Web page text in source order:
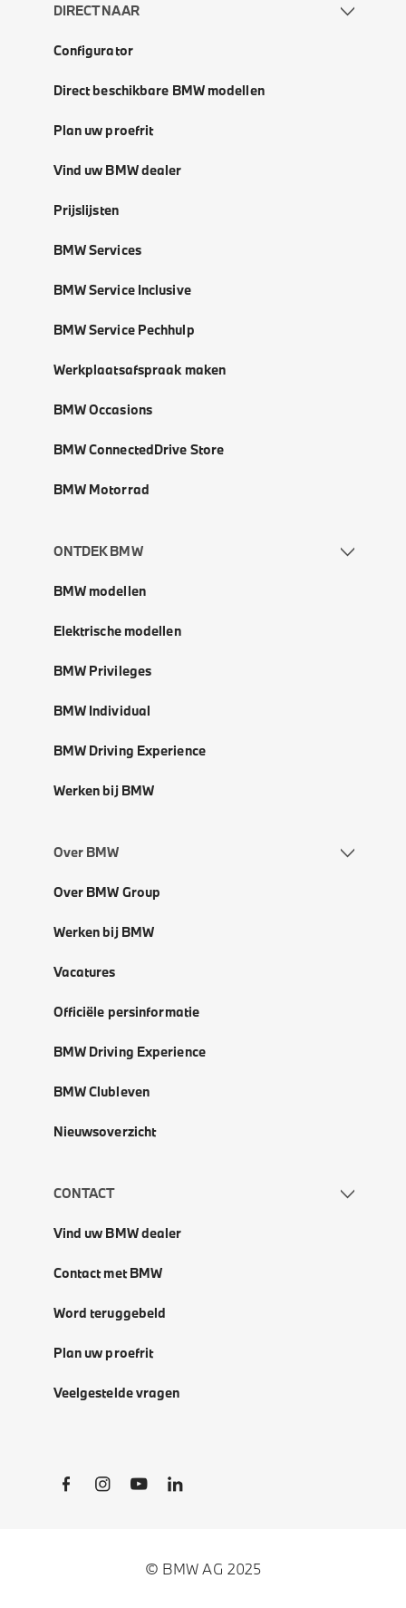
DIRECT NAAR
Configurator
Direct beschikbare BMW modellen
Plan uw proefrit
Vind uw BMW dealer
Prijslijsten
BMW Services
BMW Service Inclusive
BMW Service Pechhulp
Werkplaatsafspraak maken
BMW Occasions
BMW ConnectedDrive Store
BMW Motorrad
ONTDEK BMW
BMW modellen
Elektrische modellen
BMW Privileges
BMW Individual
BMW Driving Experience
Werken bij BMW
Over BMW
Over BMW Group
Werken bij BMW
Vacatures
Officiële persinformatie
BMW Driving Experience
BMW Clubleven
Nieuwsoverzicht
CONTACT
Vind uw BMW dealer
Contact met BMW
Word teruggebeld
Plan uw proefrit
Veelgestelde vragen
Social Links
© BMW AG 2025